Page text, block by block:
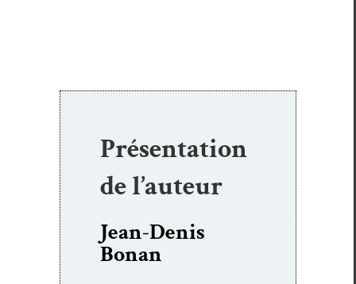
Présentation
de l’auteur
Jean-Denis
Bonan